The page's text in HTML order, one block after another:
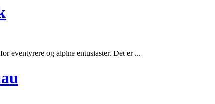
eventyrere og alpine entusiaster. Det er ...